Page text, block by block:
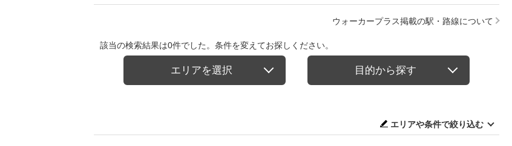
ウォーカープラス掲載の駅・路線について
該当の検索結果は0件でした。条件を変えてお探しください。
エリアを選択 目的から探す
エリアや条件で絞り込む